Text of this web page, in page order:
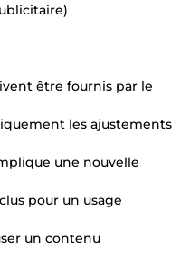
être fournis par le
les ajustements
une nouvelle
pour un usage
un contenu